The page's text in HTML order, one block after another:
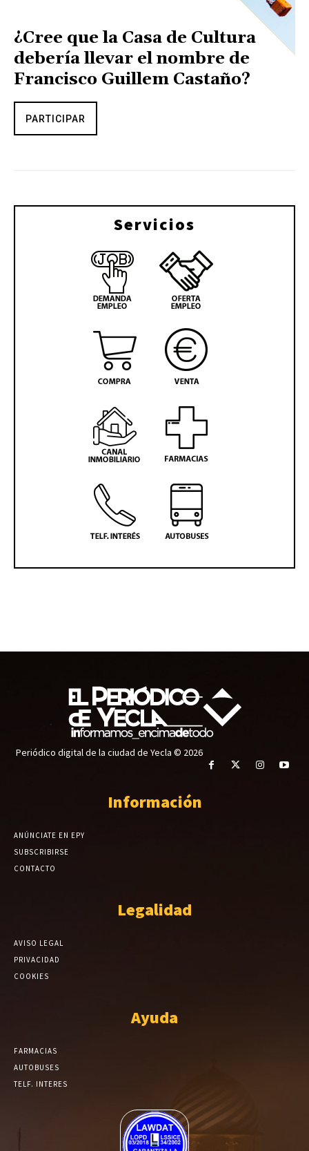
¿Cree que la Casa de Cultura
debería llevar el nombre de
Francisco Guillem Castaño?
PARTICIPAR
Servicios
Periódico digital de la ciudad de Yecla © 2026
Información
ANÚNCIATE EN EPY
SUBSCRIBIRSE
CONTACTO
Legalidad
AVISO LEGAL
PRIVACIDAD
COOKIES
Ayuda
FARMACIAS
AUTOBUSES
TELF. INTERES